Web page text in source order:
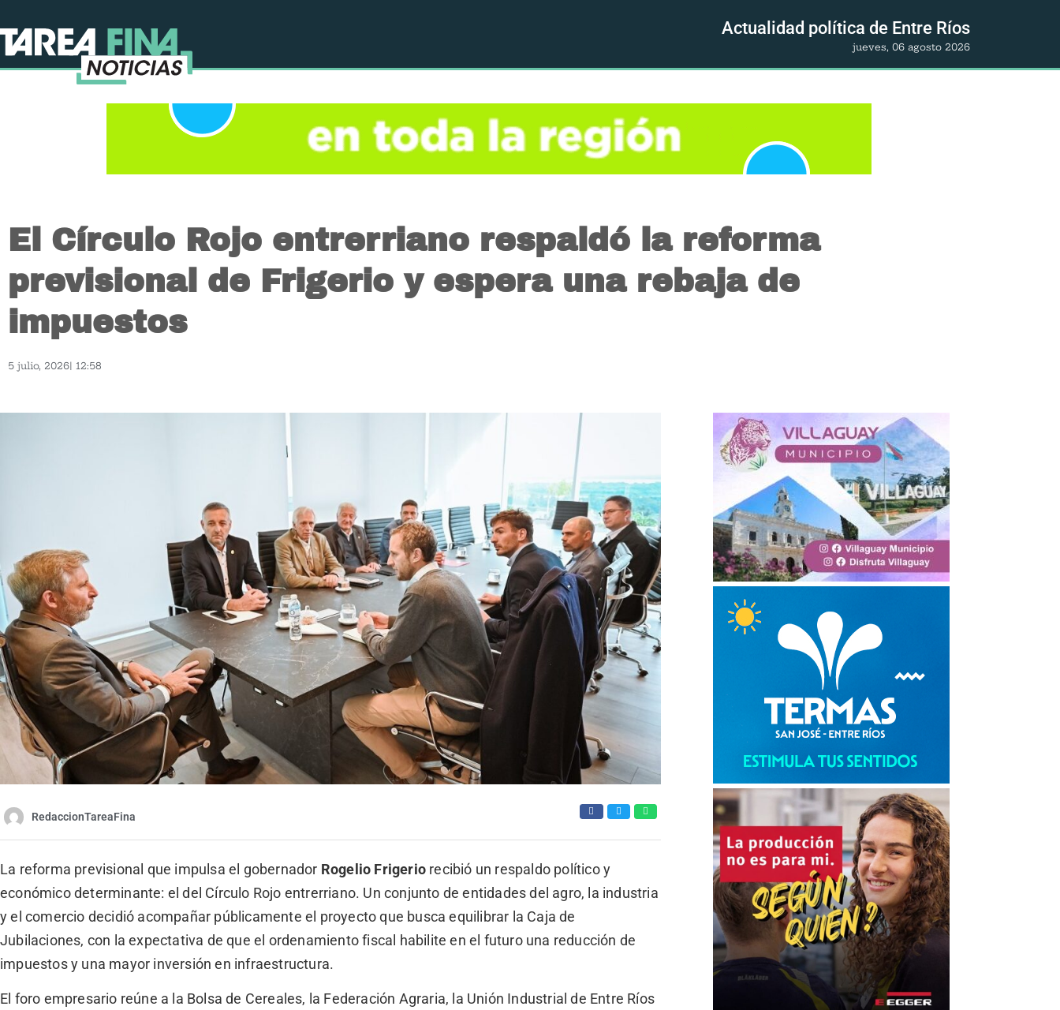
Actualidad política de Entre Ríos
jueves, 06 agosto 2026
El Círculo Rojo entrerriano respaldó la reforma
previsional de Frigerio y espera una rebaja de
impuestos
5 julio, 2026| 12:58
RedaccionTareaFina
La reforma previsional que impulsa el gobernador Rogelio Frigerio recibió un respaldo político y
económico determinante: el del Círculo Rojo entrerriano. Un conjunto de entidades del agro, la industria
y el comercio decidió acompañar públicamente el proyecto que busca equilibrar la Caja de
Jubilaciones, con la expectativa de que el ordenamiento fiscal habilite en el futuro una reducción de
impuestos y una mayor inversión en infraestructura.
El foro empresario reúne a la Bolsa de Cereales, la Federación Agraria, la Unión Industrial de Entre Ríos